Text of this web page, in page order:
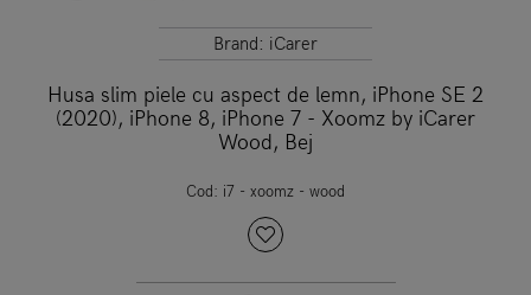
Brand: iCarer
Husa slim piele cu aspect de lemn, iPhone SE 2
(2020), iPhone 8, iPhone 7 - Xoomz by iCarer
Wood, Bej
Cod: i7 - xoomz - wood